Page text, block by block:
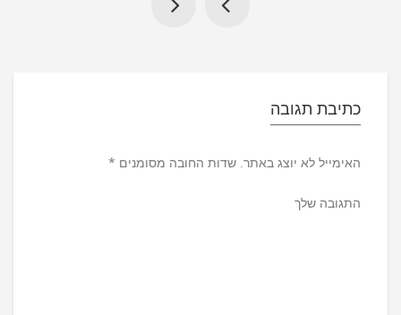
כתיבת תגובה
האימייל לא יוצג באתר. שדות החובה מסומנים *
התגובה שלך